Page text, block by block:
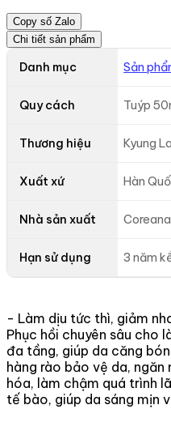
Copy số Zalo
Chi tiết sản phẩm
Danh mục Sản
Quy cách Tuýp
Thương hiệu Kyung
Xuất xứ Hàn
Nhà sản xuất
Hạn sử dụng 3 năm
- Làm dịu tức thì, giảm
Phục hồi chuyên sâu cho
đa tầng, giúp da căng
hàng rào bảo vệ da,
hóa, làm chậm quá trình
tế bào, giúp da sáng mịn